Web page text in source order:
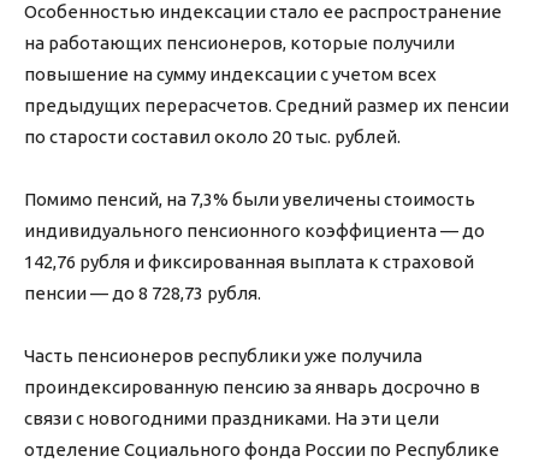
Особенностью индексации стало ее распространение
на работающих пенсионеров, которые получили
повышение на сумму индексации с учетом всех
предыдущих перерасчетов. Средний размер их пенсии
по старости составил около 20 тыс. рублей.
Помимо пенсий, на 7,3% были увеличены стоимость
индивидуального пенсионного коэффициента — до
142,76 рубля и фиксированная выплата к страховой
пенсии — до 8 728,73 рубля.
Часть пенсионеров республики уже получила
проиндексированную пенсию за январь досрочно в
связи с новогодними праздниками. На эти цели
отделение Социального фонда России по Республике